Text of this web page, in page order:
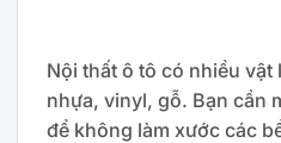
Nội thất ô tô có nhiều vật
nhựa, vinyl, gỗ. Bạn cần
để không làm xước các